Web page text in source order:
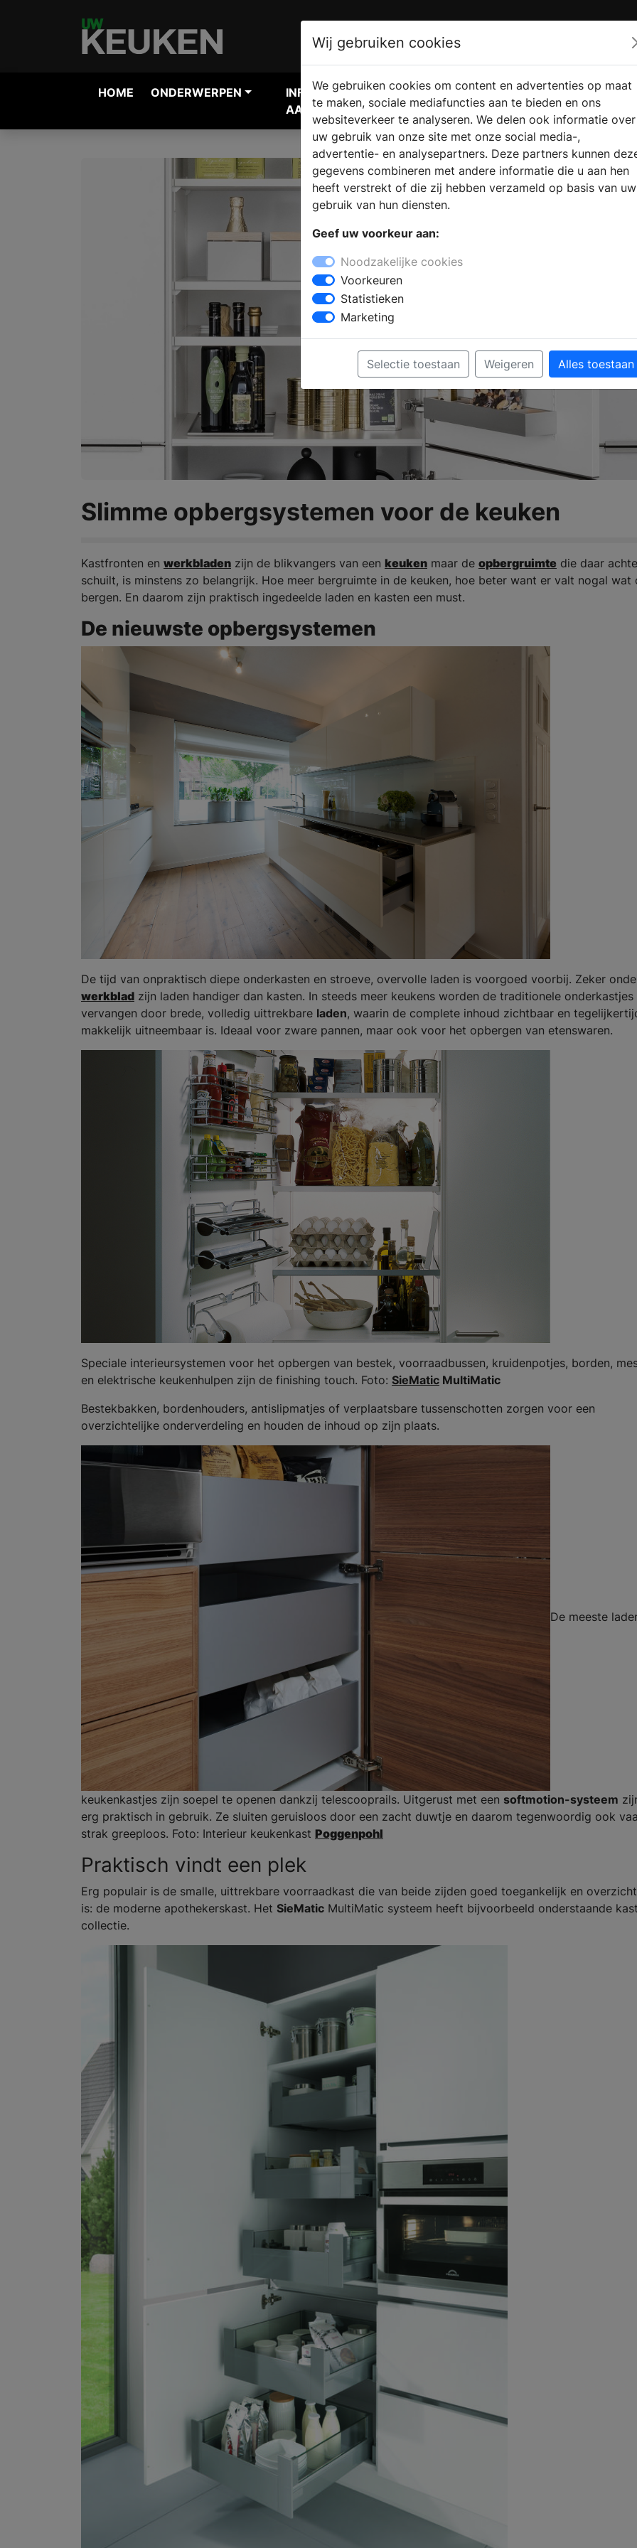
HOME ONDERWERPEN
INFORMATIE
AANVRAGEN
VERKOOPLOCATIE
VINDEN
Slimme opbergsystemen voor de keuken
Kastfronten en werkbladen zijn de blikvangers van een keuken maar de opbergruimte die daar
schuilt, is minstens zo belangrijk. Hoe meer bergruimte in de keuken, hoe beter want er valt nogal wat
bergen. En daarom zijn praktisch ingedeelde laden en kasten een must.
De nieuwste opbergsystemen
De tijd van onpraktisch diepe onderkasten en stroeve, overvolle laden is voorgoed voorbij. Zeker
werkblad zijn laden handiger dan kasten. In steeds meer keukens worden de traditionele onderkastjes
vervangen door brede, volledig uittrekbare laden, waarin de complete inhoud zichtbaar en
makkelijk uitneembaar is. Ideaal voor zware pannen, maar ook voor het opbergen van etenswaren.
Speciale interieursystemen voor het opbergen van bestek, voorraadbussen, kruidenpotjes, borden,
en elektrische keukenhulpen zijn de finishing touch. Foto: SieMatic MultiMatic
Bestekbakken, bordenhouders, antislipmatjes of verplaatsbare tussenschotten zorgen voor een
overzichtelijke onderverdeling en houden de inhoud op zijn plaats.
De meeste
keukenkastjes zijn soepel te openen dankzij telescooprails. Uitgerust met een softmotion-systeem
erg praktisch in gebruik. Ze sluiten geruisloos door een zacht duwtje en daarom tegenwoordig ook
strak greeploos. Foto: Interieur keukenkast Poggenpohl
Praktisch vindt een plek
Erg populair is de smalle, uittrekbare voorraadkast die van beide zijden goed toegankelijk en
is: de moderne apothekerskast. Het SieMatic MultiMatic systeem heeft bijvoorbeeld onderstaande
collectie.
Wij gebruiken cookies
We gebruiken cookies om content en advertenties op maat
te maken, sociale mediafuncties aan te bieden en ons
websiteverkeer te analyseren. We delen ook informatie over
uw gebruik van onze site met onze social media-,
advertentie- en analysepartners. Deze partners kunnen
gegevens combineren met andere informatie die u aan hen
heeft verstrekt of die zij hebben verzameld op basis van uw
gebruik van hun diensten.
Geef uw voorkeur aan:
Noodzakelijke cookies
Voorkeuren
Statistieken
Marketing
Selectie toestaan Weigeren Alles toestaan